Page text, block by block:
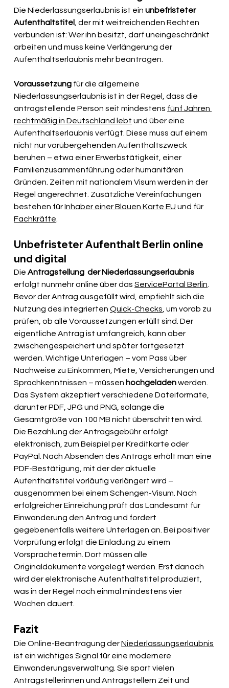
Die Niederlassungserlaubnis ist ein unbefristeter
Aufenthaltstitel
, der mit weitreichenden Rechten
verbunden ist: Wer ihn besitzt, darf uneingeschränkt
arbeiten und muss keine Verlängerung der
Aufenthaltserlaubnis mehr beantragen.
Voraussetzung für die allgemeine
Niederlassungserlaubnis ist in der Regel, dass die
antragstellende Person seit mindestens fünf Jahren
rechtmäßig in Deutschland lebt und über eine
Aufenthaltserlaubnis verfügt. Diese muss auf einem
nicht nur vorübergehenden Aufenthaltszweck
beruhen – etwa einer Erwerbstätigkeit, einer
Familienzusammenführung oder humanitären
Gründen. Zeiten mit nationalem Visum werden in der
Regel angerechnet. Zusätzliche Vereinfachungen
bestehen für Inhaber einer Blauen Karte EU und für
Fachkräfte
Unbefristeter Aufenthalt Berlin online
und digital
Die Antragstellung  der Niederlassungserlaubnis
erfolgt nunmehr online über das ServicePortal Berlin
Bevor der Antrag ausgefüllt wird, empfiehlt sich die
Nutzung des integrierten Quick-Checks , um vorab zu
prüfen, ob alle Voraussetzungen erfüllt sind. Der
eigentliche Antrag ist umfangreich, kann aber
zwischengespeichert und später fortgesetzt
werden. Wichtige Unterlagen – vom Pass über
Nachweise zu Einkommen, Miete, Versicherungen und
Sprachkenntnissen – müssen hochgeladen werden.
Das System akzeptiert verschiedene Dateiformate,
darunter PDF, JPG und PNG, solange die
Gesamtgröße von 100 MB nicht überschritten wird.
Die Bezahlung der Antragsgebühr erfolgt
elektronisch, zum Beispiel per Kreditkarte oder
PayPal. Nach Absenden des Antrags erhält man eine
PDF-Bestätigung, mit der der aktuelle
Aufenthaltstitel vorläufig verlängert wird –
ausgenommen bei einem Schengen-Visum. Nach
erfolgreicher Einreichung prüft das Landesamt für
Einwanderung den Antrag und fordert
gegebenenfalls weitere Unterlagen an. Bei positiver
Vorprüfung erfolgt die Einladung zu einem
Vorsprachetermin. Dort müssen alle
Originaldokumente vorgelegt werden. Erst danach
wird der elektronische Aufenthaltstitel produziert,
was in der Regel noch einmal mindestens vier
Wochen dauert.
Fazit
Die Online-Beantragung der Niederlassungserlaubnis
ist ein wichtiges Signal für eine modernere
Einwanderungsverwaltung. Sie spart vielen
Antragstellerinnen und Antragstellern Zeit und